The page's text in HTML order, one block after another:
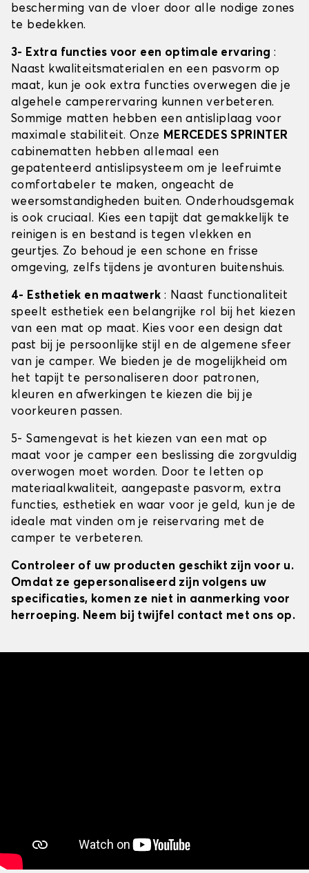
bescherming van de vloer door alle nodige zones
te bedekken.
3- Extra functies voor een optimale ervaring :
Naast kwaliteitsmaterialen en een pasvorm op
maat, kun je ook extra functies overwegen die je
algehele camperervaring kunnen verbeteren.
Sommige matten hebben een antisliplaag voor
maximale stabiliteit. Onze MERCEDES SPRINTER
cabinematten hebben allemaal een
gepatenteerd antislipsysteem om je leefruimte
comfortabeler te maken, ongeacht de
weersomstandigheden buiten. Onderhoudsgemak
is ook cruciaal. Kies een tapijt dat gemakkelijk te
reinigen is en bestand is tegen vlekken en
geurtjes. Zo behoud je een schone en frisse
omgeving, zelfs tijdens je avonturen buitenshuis.
4- Esthetiek en maatwerk : Naast functionaliteit
speelt esthetiek een belangrijke rol bij het kiezen
van een mat op maat. Kies voor een design dat
past bij je persoonlijke stijl en de algemene sfeer
van je camper. We bieden je de mogelijkheid om
het tapijt te personaliseren door patronen,
kleuren en afwerkingen te kiezen die bij je
voorkeuren passen.
5- Samengevat is het kiezen van een mat op
maat voor je camper een beslissing die zorgvuldig
overwogen moet worden. Door te letten op
materiaalkwaliteit, aangepaste pasvorm, extra
functies, esthetiek en waar voor je geld, kun je de
ideale mat vinden om je reiservaring met de
camper te verbeteren.
Controleer of uw producten geschikt zijn voor u.
Omdat ze gepersonaliseerd zijn volgens uw
specificaties, komen ze niet in aanmerking voor
herroeping. Neem bij twijfel contact met ons op.